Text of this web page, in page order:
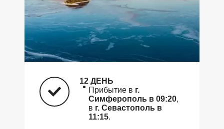
12 ДЕНЬ
Прибытие в г.
Симферополь в 09:20,
в г. Севастополь в
11:15.